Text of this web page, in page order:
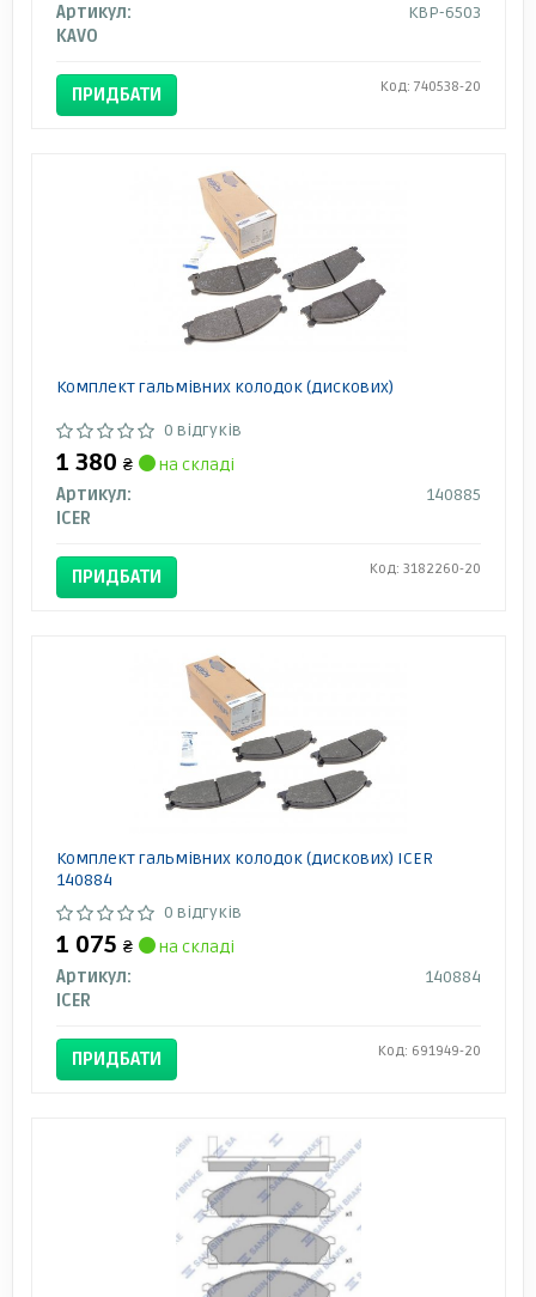
Артикул:
KBP-6503
KAVO
ПРИДБАТИ Код: 740538-20
Комплект гальмівних колодок (дискових)
0 відгуків
1 380 ₴
на складі
Артикул:
140885
ICER
ПРИДБАТИ Код: 3182260-20
Комплект гальмівних колодок (дискових) ICER
140884
0 відгуків
1 075 ₴
на складі
Артикул:
140884
ICER
ПРИДБАТИ Код: 691949-20